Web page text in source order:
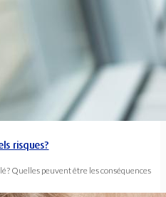
risques?
Quelles peuvent être les conséquences